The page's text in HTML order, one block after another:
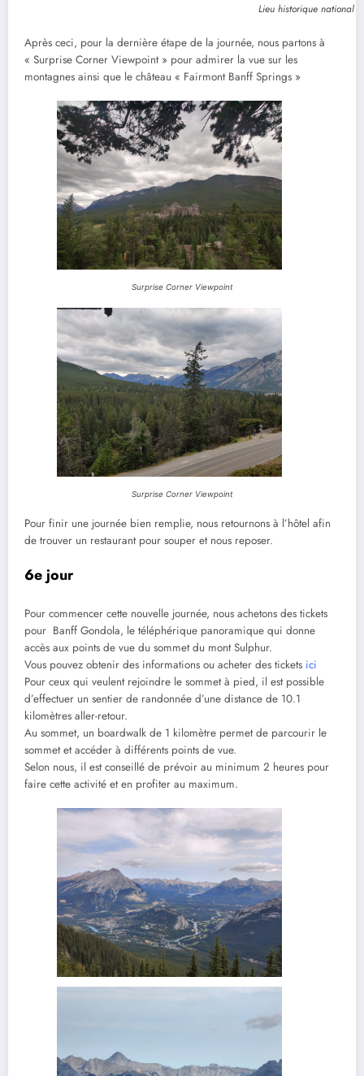
Lieu historique national
Après ceci, pour la dernière étape de la journée, nous partons à
« Surprise Corner Viewpoint » pour admirer la vue sur les
montagnes ainsi que le château « Fairmont Banff Springs »
Surprise Corner Viewpoint
Surprise Corner Viewpoint
Pour finir une journée bien remplie, nous retournons à l’hôtel afin
de trouver un restaurant pour souper et nous reposer.
6e jour
Pour commencer cette nouvelle journée, nous achetons des tickets
pour Banff Gondola, le téléphérique panoramique qui donne
accès aux points de vue du sommet du mont Sulphur.
Vous pouvez obtenir des informations ou acheter des tickets ici
Pour ceux qui veulent rejoindre le sommet à pied, il est possible
d’effectuer un sentier de randonnée d’une distance de 10.1
kilomètres aller-retour.
Au sommet, un boardwalk de 1 kilomètre permet de parcourir le
sommet et accéder à différents points de vue.
Selon nous, il est conseillé de prévoir au minimum 2 heures pour
faire cette activité et en profiter au maximum.